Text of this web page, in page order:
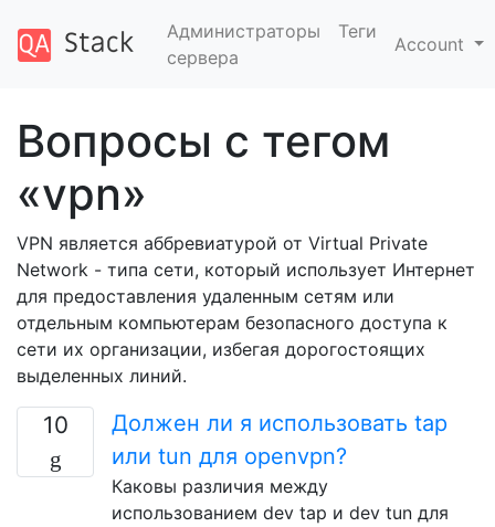
Администраторы
сервера
Теги
Account
Вопросы с тегом
«vpn»
VPN является аббревиатурой от Virtual Private
Network - типа сети, который использует Интернет
для предоставления удаленным сетям или
отдельным компьютерам безопасного доступа к
сети их организации, избегая дорогостоящих
выделенных линий.
10
Должен ли я использовать tap
или tun для openvpn?
Каковы различия между
использованием dev tap и dev tun для